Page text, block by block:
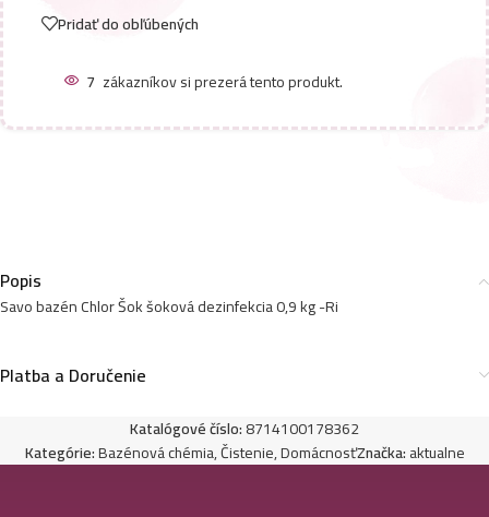
Pridať do obľúbených
7 zákazníkov si prezerá tento produkt.
Popis
Savo bazén Chlor Šok šoková dezinfekcia 0,9 kg -Ri
Platba a Doručenie
Katalógové číslo:8714100178362
Kategórie:Bazénová chémia,Čistenie,DomácnosťZnačka:aktualne